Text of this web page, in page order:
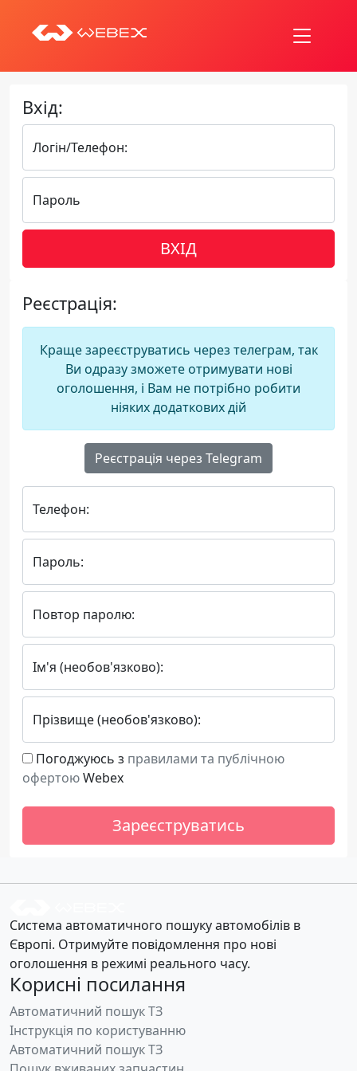
Вхід:
Логін/Телефон:
Пароль
ВХІД
Реєстрація:
Краще зареєструватись через телеграм, так
Ви одразу зможете отримувати нові
оголошення, і Вам не потрібно робити
ніяких додаткових дій
Реєстрація через Telegram
Телефон:
Пароль:
Повтор паролю:
Ім'я (необов'язково):
Прізвище (необов'язково):
Погоджуюсь з правилами та публічною
офертоюWebex
Зареєструватись
Система автоматичного пошуку автомобілів в
Європі. Отримуйте повідомлення про нові
оголошення в режимі реального часу.
Корисні посилання
Автоматичний пошук ТЗ
Інструкція по користуванню
Автоматичний пошук ТЗ